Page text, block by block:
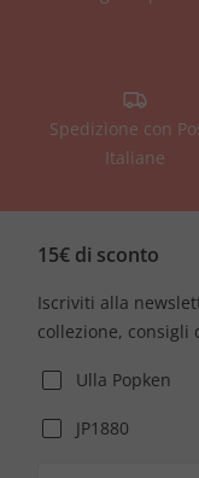
Spedizione con
Italiane
15€ di sconto
Iscriviti alla
collezione, consigli
Ulla Popken
JP1880